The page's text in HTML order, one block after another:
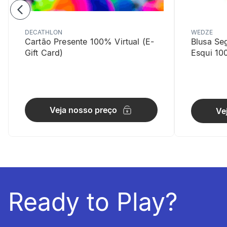
Estação
DECATHLON
Cartão Presente 100% Virtual (E-
Gift Card)
Veja nosso preço
WEDZE
Blusa
Esqui
Ready to Play?